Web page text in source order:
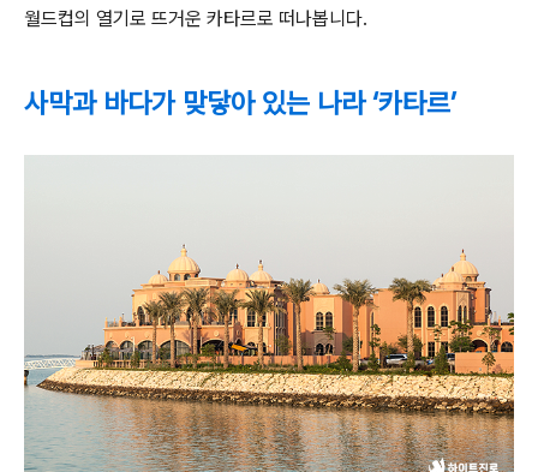
월드컵의 열기로 뜨거운 카타르로 떠나봅니다.
사막과 바다가 맞닿아 있는 나라 ‘카타르’